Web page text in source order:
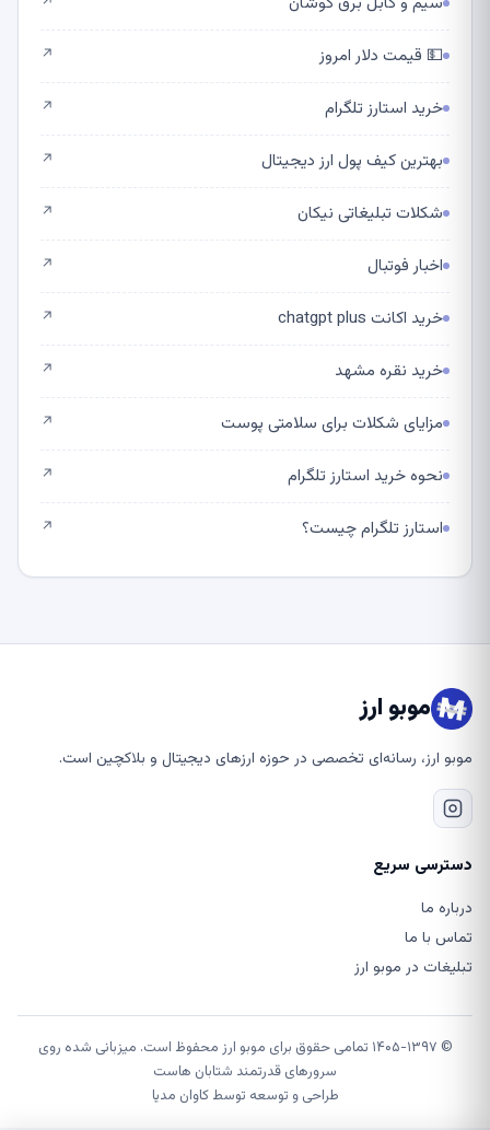
💵 قیمت دلار امروز ↗
خرید استارز تلگرام ↗
بهترین کیف پول ارز دیجیتال ↗
شکلات تبلیغاتی نیکان ↗
اخبار فوتبال ↗
خرید اکانت chatgpt plus ↗
خرید نقره مشهد ↗
مزایای شکلات برای سلامتی پوست ↗
نحوه خرید استارز تلگرام ↗
استارز تلگرام چیست؟ ↗
موبو ارز
موبو ارز، رسانه‌ای تخصصی در حوزه ارزهای دیجیتال و بلاکچین است.
دسترسی سریع
درباره ما
تماس با ما
تبلیغات در موبو ارز
© ۱۴۰۵-۱۳۹۷ تمامی حقوق برای موبو ارز محفوظ است. میزبانی شده روی
سرورهای قدرتمند شتابان هاست
طراحی و توسعه توسطکاوان مدیا